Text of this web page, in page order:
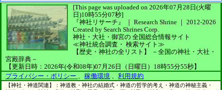
[This page was uploaded on 2026年07月28日(火曜
日)10時55分07秒]
『神社リサーチ』 ｜ Research Shrine ｜ 2012-2026
Created by Search Shrines Corp.
神社・大社・御宮の 全国総合情報サイト
≪神社統合調査・ 検索サイト≫
【歴史・神社の全リスト】
－全国の神社・大社・
宮殿辞典－
【更新日時：2026年(令和08年)07月26日（日曜日）18時55分55秒】
プライバシー・ポリシー 、 稼働環境 、 利用規約
【神社・神道関連】：神道教・神社の結婚式・神道の哲学的考え・神道の神秘主義・